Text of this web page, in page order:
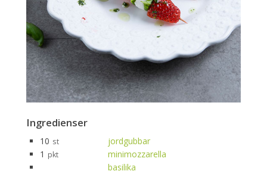
Ingredienser
10 st
jordgubbar
1 pkt
minimozzarella
basilika